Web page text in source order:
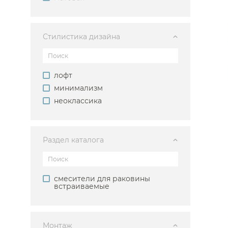
Дозаторы
Мебель
Стилистика дизайна
лофт
минимализм
неоклассика
Раздел каталога
смесители для раковины
встраиваемые
Монтаж